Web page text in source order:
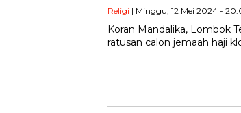
Religi | Minggu, 12 Mei 2024 -
Koran Mandalika, Lombok
ratusan calon jemaah haji